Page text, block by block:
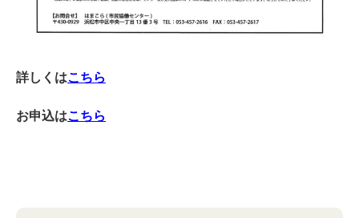
詳しくはこちら
お申込はこちら